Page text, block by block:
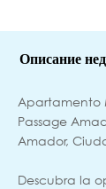
Описание
Apartamento
Passage
Amador,
Descubra la